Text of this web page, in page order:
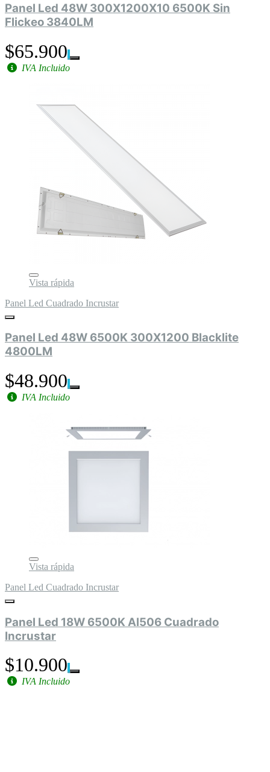
Panel Led 48W 300X1200X10 6500K Sin
Flickeo 3840LM
$65.900
IVA Incluido
Vista rápida
Panel Led Cuadrado Incrustar
Panel Led 48W 6500K 300X1200 Blacklite
4800LM
$48.900
IVA Incluido
Vista rápida
Panel Led Cuadrado Incrustar
Panel Led 18W 6500K Al506 Cuadrado
Incrustar
$10.900
IVA Incluido